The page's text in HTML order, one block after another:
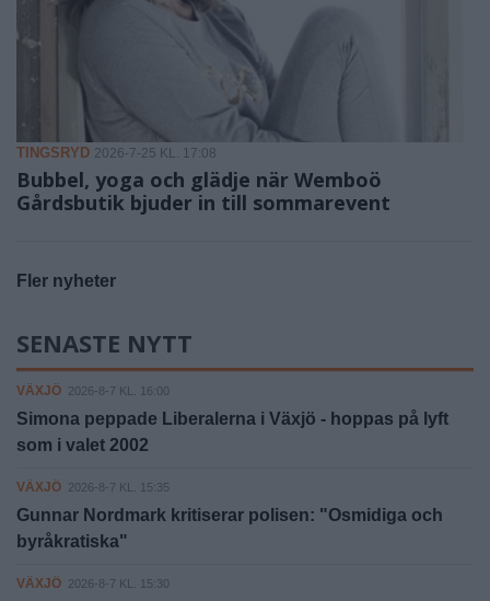
TINGSRYD 2026-7-25 KL. 17:08
Bubbel, yoga och glädje när Wemboö
Gårdsbutik bjuder in till sommarevent
Fler nyheter
SENASTE NYTT
VÄXJÖ 2026-8-7 KL. 16:00
Simona peppade Liberalerna i Växjö - hoppas på lyft
som i valet 2002
VÄXJÖ 2026-8-7 KL. 15:35
Gunnar Nordmark kritiserar polisen: "Osmidiga och
byråkratiska"
VÄXJÖ 2026-8-7 KL. 15:30